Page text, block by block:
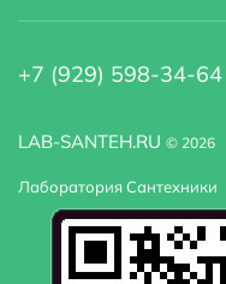
Покрытие фасада
Система хранения С
Цвет раковины : Белый
LAB-SANTEH.RU © 2026
Лаборатория Сантехники
+7 (929) 598-34-64